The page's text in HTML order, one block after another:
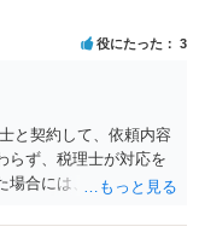
役にたった 3
と契約して、依頼内容
らず、税理士が対応を
場合には、賠償請求で
をしていなかったとい